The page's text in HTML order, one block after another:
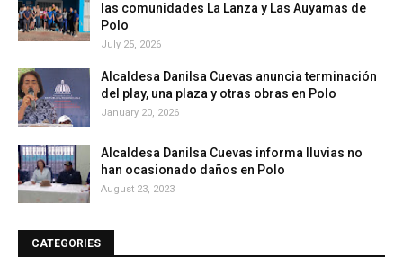
las comunidades La Lanza y Las Auyamas de
Polo
July 25, 2026
Alcaldesa Danilsa Cuevas anuncia terminación
del play, una plaza y otras obras en Polo
January 20, 2026
Alcaldesa Danilsa Cuevas informa lluvias no
han ocasionado daños en Polo
August 23, 2023
CATEGORIES